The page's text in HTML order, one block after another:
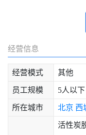
经营信息
经营模式 其他
员工规模 5人以下
所在城市 北京 西
活性炭